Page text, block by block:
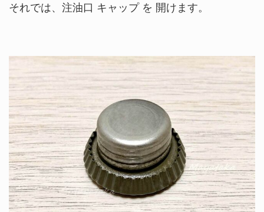
それでは、注油口 キャップ を 開けます。